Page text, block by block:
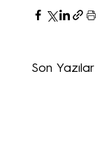
Son Yazılar